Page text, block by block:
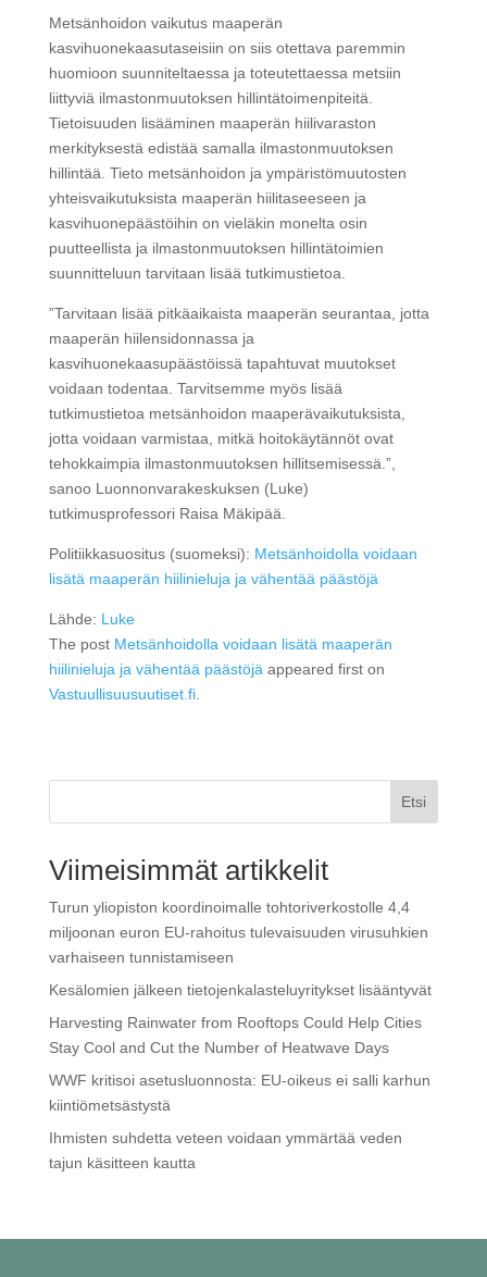
Metsänhoidon vaikutus maaperän
kasvihuonekaasutaseisiin on siis otettava paremmin
huomioon suunniteltaessa ja toteutettaessa metsiin
liittyviä ilmastonmuutoksen hillintätoimenpiteitä.
Tietoisuuden lisääminen maaperän hiilivaraston
merkityksestä edistää samalla ilmastonmuutoksen
hillintää. Tieto metsänhoidon ja ympäristömuutosten
yhteisvaikutuksista maaperän hiilitaseeseen ja
kasvihuonepäästöihin on vieläkin monelta osin
puutteellista ja ilmastonmuutoksen hillintätoimien
suunnitteluun tarvitaan lisää tutkimustietoa.
”Tarvitaan lisää pitkäaikaista maaperän seurantaa, jotta
maaperän hiilensidonnassa ja
kasvihuonekaasupäästöissä tapahtuvat muutokset
voidaan todentaa. Tarvitsemme myös lisää
tutkimustietoa metsänhoidon maaperävaikutuksista,
jotta voidaan varmistaa, mitkä hoitokäytännöt ovat
tehokkaimpia ilmastonmuutoksen hillitsemisessä.”,
sanoo Luonnonvarakeskuksen (Luke)
tutkimusprofessori Raisa Mäkipää.
Politiikkasuositus (suomeksi): Metsänhoidolla voidaan
lisätä maaperän hiilinieluja ja vähentää päästöjä
Lähde: Luke
The post Metsänhoidolla voidaan lisätä maaperän
hiilinieluja ja vähentää päästöjäappeared first on
Vastuullisuusuutiset.fi.
Etsi
Viimeisimmät artikkelit
Turun yliopiston koordinoimalle tohtoriverkostolle 4,4
miljoonan euron EU-rahoitus tulevaisuuden virusuhkien
varhaiseen tunnistamiseen
Kesälomien jälkeen tietojenkalasteluyritykset lisääntyvät
Harvesting Rainwater from Rooftops Could Help Cities
Stay Cool and Cut the Number of Heatwave Days
WWF kritisoi ase­tus­luon­nos­ta: EU-oikeus ei salli karhun
kiin­tiö­met­säs­tys­tä
Ihmisten suhdetta veteen voidaan ymmärtää veden
tajun käsitteen kautta